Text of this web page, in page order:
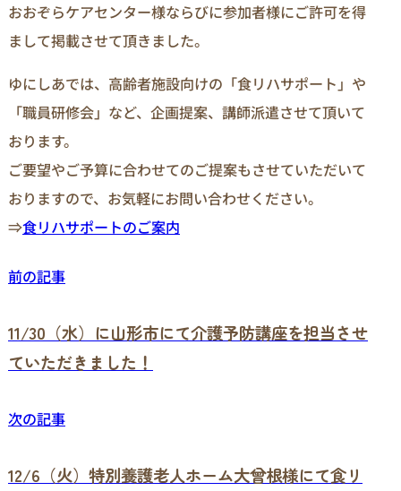
おおぞらケアセンター様ならびに参加者様にご許可を得
まして掲載させて頂きました。
ゆにしあでは、高齢者施設向けの「食リハサポート」や
「職員研修会」など、企画提案、講師派遣させて頂いて
おります。
ご要望やご予算に合わせてのご提案もさせていただいて
おりますので、お気軽にお問い合わせください。
⇒食リハサポートのご案内
前の記事
11/30（水）に山形市にて介護予防講座を担当させ
ていただきました！
次の記事
12/6（火）特別養護老人ホーム大曾根様にて食リ